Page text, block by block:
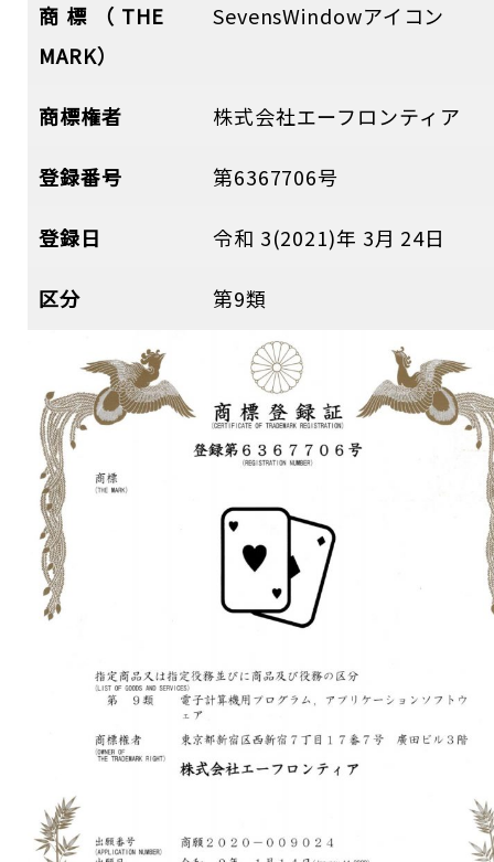
商標（THE
MARK）
SevensWindowアイコン
商標権者 株式会社エーフロンティア
登録番号 第6367706号
登録日 令和 3(2021)年 3月 24日
区分 第9類